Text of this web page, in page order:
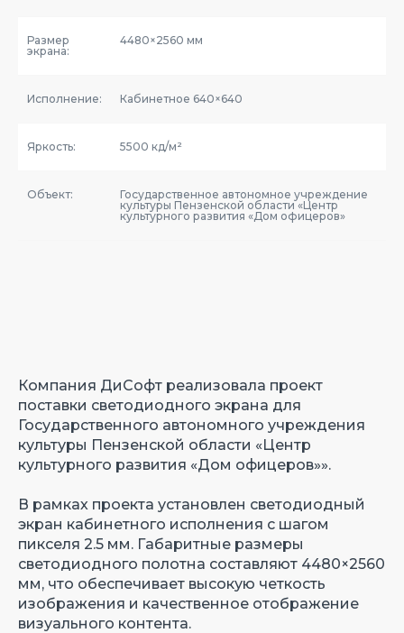
Размер
экрана:
4480×2560 мм
Исполнение: Кабинетное 640×640
Яркость: 5500 кд/м²
Объект:
Государственное автономное учреждение
культуры Пензенской области «Центр
культурного развития «Дом офицеров»
Компания ДиСофт реализовала проект
поставки светодиодного экрана для
Государственного автономного учреждения
культуры Пензенской области «Центр
культурного развития «Дом офицеров»».
В рамках проекта установлен светодиодный
экран кабинетного исполнения с шагом
пикселя 2.5 мм. Габаритные размеры
светодиодного полотна составляют 4480×2560
мм, что обеспечивает высокую четкость
изображения и качественное отображение
визуального контента.